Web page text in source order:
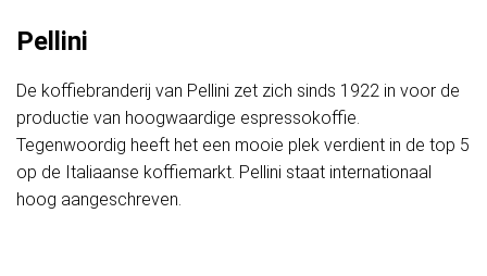
Pellini
De koffiebranderij van Pellini zet zich sinds 1922 in voor de
productie van hoogwaardige espressokoffie.
Tegenwoordig heeft het een mooie plek verdient in de top 5
op de Italiaanse koffiemarkt. Pellini staat internationaal
hoog aangeschreven.